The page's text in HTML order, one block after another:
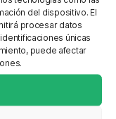
del dispositivo. El
procesar datos
únicas
puede afectar
PARA LA
REGIONAL
A -50 AV